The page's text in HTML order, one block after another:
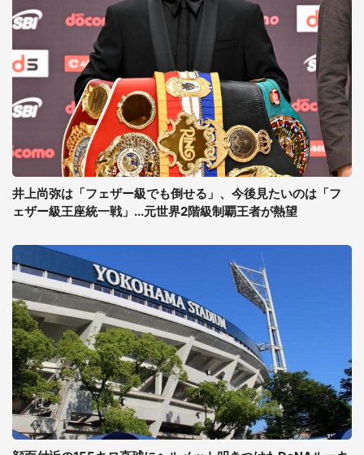
井上尚弥は「フェザー級でも倒せる」、今後見たいのは「フ
ェザー級王座統一戦」...元世界2階級制覇王者が熱望